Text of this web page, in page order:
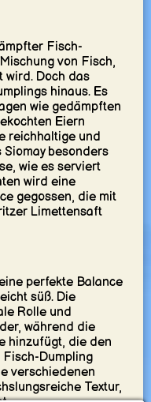
Fisch-
von Fisch,
wird. Doch das
hinaus. Es
wie gedämpften
Eiern
reichhaltige und
besonders
wie es serviert
wird eine
gegossen, die mit
Limettensaft
perfekte Balance
süß. Die
Rolle und
während die
hinzufügt, die den
Dumpling
verschiedenen
Textur,